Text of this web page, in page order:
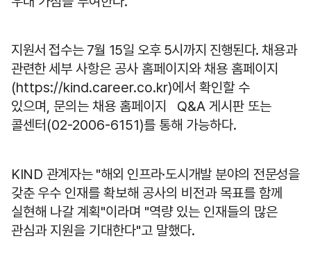
지원서 접수는 7월 15일 오후 5시까지 진행된다. 채용과
관련한 세부 사항은 공사 홈페이지와 채용 홈페이지
(https://kind.career.co.kr)에서 확인할 수
있으며, 문의는 채용 홈페이지 Q&A 게시판 또는
콜센터 (02-2006-6151)를 통해 가능하다.
KIND 관계자는 "해외 인프라·도시개발 분야의 전문성을
갖춘 우수 인재를 확보해 공사의 비전과 목표를 함께
실현해 나갈 계획"이라며 "역량 있는 인재들의 많은
관심과 지원을 기대한다"고 말했다.